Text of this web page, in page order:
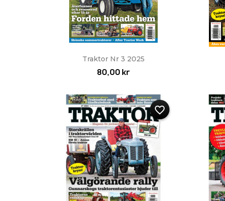
Snabbvy
Traktor Nr 3 2025
80,00 kr
favorite_border